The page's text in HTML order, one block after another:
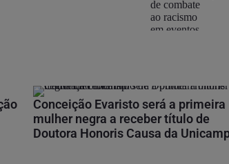
Conceição Evaristo será a primeira
mulher negra a receber título de
Doutora Honoris Causa da